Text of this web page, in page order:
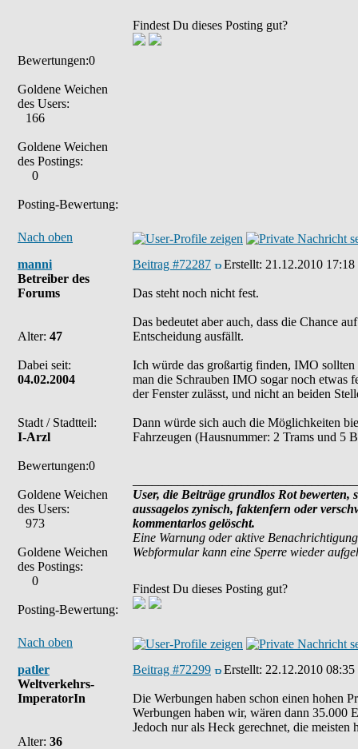
Bewertungen:0
Goldene Weichen
des Users:
166
Goldene Weichen
des Postings:
0
Posting-Bewertung:
Findest Du dieses Posting gut?
Nach oben
manni
Betreiber des
Forums
Alter: 47
Dabei seit:
04.02.2004
Stadt / Stadtteil:
I-Arzl
Bewertungen:0
Goldene Weichen
des Users:
973
Goldene Weichen
des Postings:
0
Posting-Bewertung:
Beitrag #72287 Erstellt: 21.12.2010 17:18
Das steht noch nicht fest.
Das bedeutet aber auch, dass die Chance
Entscheidung ausfällt.
Ich würde das großartig finden, IMO
man die Schrauben IMO sogar noch etwas
der Fenster zulässt, und nicht an beiden
Dann würde sich auch die Möglichkeiten
Fahrzeugen (Hausnummer: 2 Trams und 5
User, die Beiträge grundlos Rot
aussagelos zynisch, faktenfern oder
kommentarlos gelöscht.
Eine Warnung oder aktive
Webformular kann eine Sperre wieder
Findest Du dieses Posting gut?
Nach oben
patler
Weltverkehrs-
ImperatorIn
Alter: 36
Beitrag #72299 Erstellt: 22.12.2010 08:35
Die Werbungen haben schon einen hohen
Werbungen haben wir, wären dann 35.000
Jedoch nur als Heck gerechnet, die